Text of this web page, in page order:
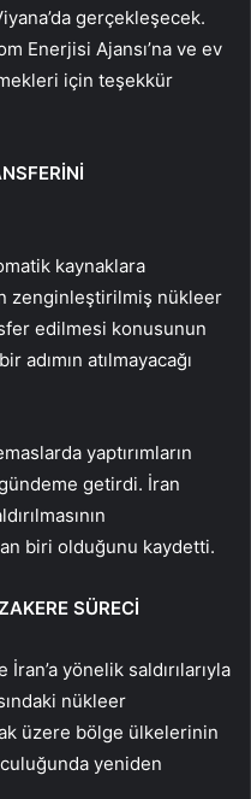
gerçekleşecek.
Enerjisi Ajansı’na ve ev
için teşekkür
kaynaklara
zenginleştirilmiş nükleer
edilmesi konusunun
atılmayacağı
yaptırımların
getirdi. İran
biri olduğunu kaydetti.
SÜRECİ
yönelik saldırılarıyla
nükleer
üzere bölge ülkelerinin
yeniden